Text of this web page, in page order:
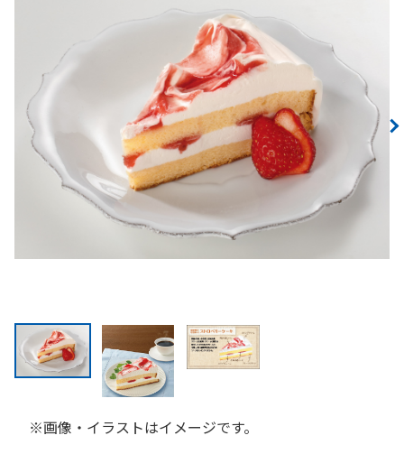
※画像・イラストはイメージです。